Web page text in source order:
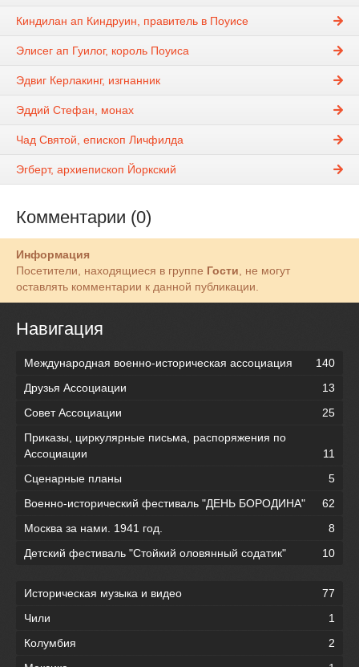
Киндилан ап Киндруин, правитель в Поуисе
Элисег ап Гуилог, король Поуиса
Эдвиг Керлакинг, изгнанник
Эддий Стефан, монах
Чад Святой, епископ Личфилда
Эгберт, архиепископ Йоркский
Комментарии (0)
Информация
Посетители, находящиеся в группе Гости, не могут
оставлять комментарии к данной публикации.
Навигация
Международная военно-историческая ассоциация
140
Друзья Ассоциации
13
Совет Ассоциации
25
Приказы, циркулярные письма, распоряжения по
Ассоциации
11
Сценарные планы
5
Военно-исторический фестиваль "ДЕНЬ БОРОДИНА"
62
Москва за нами. 1941 год.
8
Детский фестиваль "Стойкий оловянный содатик"
10
Историческая музыка и видео
77
Чили
1
Колумбия
2